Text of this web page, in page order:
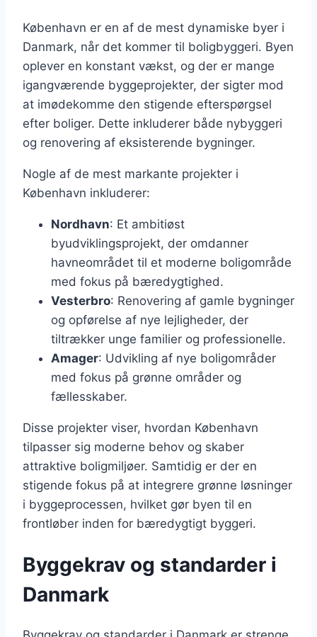
København er en af de mest dynamiske byer i
Danmark, når det kommer til boligbyggeri. Byen
oplever en konstant vækst, og der er mange
igangværende byggeprojekter, der sigter mod
at imødekomme den stigende efterspørgsel
efter boliger. Dette inkluderer både nybyggeri
og renovering af eksisterende bygninger.
Nogle af de mest markante projekter i
København inkluderer:
Nordhavn: Et ambitiøst
byudviklingsprojekt, der omdanner
havneområdet til et moderne boligområde
med fokus på bæredygtighed.
Vesterbro: Renovering af gamle bygninger
og opførelse af nye lejligheder, der
tiltrækker unge familier og professionelle.
Amager: Udvikling af nye boligområder
med fokus på grønne områder og
fællesskaber.
Disse projekter viser, hvordan København
tilpasser sig moderne behov og skaber
attraktive boligmiljøer. Samtidig er der en
stigende fokus på at integrere grønne løsninger
i byggeprocessen, hvilket gør byen til en
frontløber inden for bæredygtigt byggeri.
Byggekrav og standarder i
Danmark